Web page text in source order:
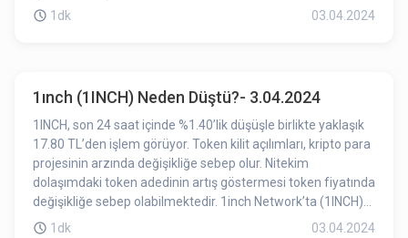
284 tanesini satarak 19.2 milyon dolar gelir elde etti. Eldeki
planlıyor.
1dk 03.04.2024
1ınch (1INCH) Neden Düştü?- 3.04.2024
1INCH, son 24 saat içinde %1.40’lik düşüşle birlikte yaklaşık
17.80 TL’den işlem görüyor. Token kilit açılımları, kripto para
projesinin arzında değişikliğe sebep olur. Nitekim
dolaşımdaki token adedinin artış göstermesi token fiyatında
değişikliğe sebep olabilmektedir. 1inch Network’ta (1INCH)
yarın kilit açılımı gerçekleşecek. %4 bin USD değerinde 214
1dk 03.04.2024